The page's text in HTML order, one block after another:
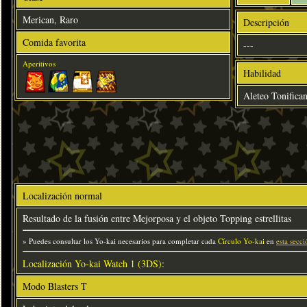
Merican, Raro
Comida favorita
Aperitivos
Descripción
---
Habilidad
Aleteo
Localización normal
Resultado de la fusión entre Mejorposa y el objeto Topping estrellitas
» Puedes consultar los Yo-kai necesarios para completar cada Círculo Yo-kai en esta
Localización Yo-kai Watch 1 (3DS):
Modo Blasters T